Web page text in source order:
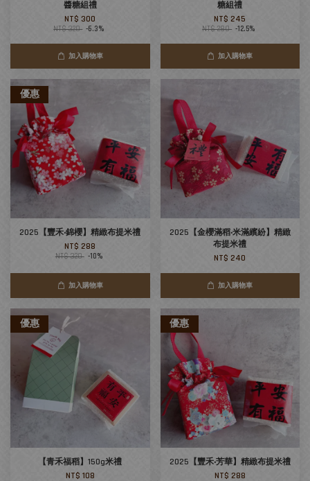
醬糖組禮
NT$ 300
NT$ 320 -6.3%
加入購物車
糖組禮
NT$ 245
NT$ 280 -12.5%
加入購物車
優惠
2025【豐禾‧錦櫻】精緻布提米禮
NT$ 288
NT$ 320 -10%
加入購物車
2025【金櫻滿稻‧米滿繽紛】精緻
布提米禮
NT$ 240
加入購物車
優惠
【青禾福稻】150g米禮
NT$ 108
優惠
2025【豐禾‧芳華】精緻布提米禮
NT$ 288